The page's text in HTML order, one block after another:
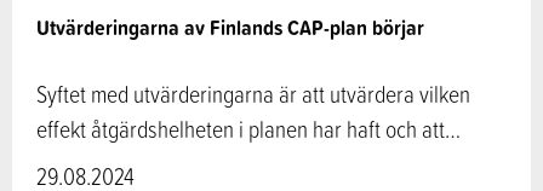
Utvärderingarna av Finlands CAP-plan börjar
Syftet med utvärderingarna är att utvärdera vilken
effekt åtgärdshelheten i planen har haft och att…
29.08.2024